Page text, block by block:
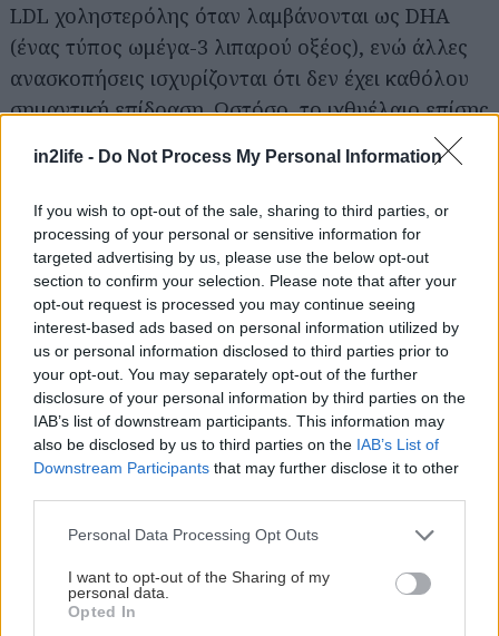
in2life - Do Not Process My Personal Information
If you wish to opt-out of the sale, sharing to third parties, or
processing of your personal or sensitive information for
targeted advertising by us, please use the below opt-out
section to confirm your selection. Please note that after your
opt-out request is processed you may continue seeing
interest-based ads based on personal information utilized by
us or personal information disclosed to third parties prior to
your opt-out. You may separately opt-out of the further
disclosure of your personal information by third parties on the
IAB’s list of downstream participants. This information may
also be disclosed by us to third parties on the IAB’s List of
Downstream Participants that may further disclose it to other
Please note that this website/app uses one or more Google
not limited to your visit or usage behaviour. You may click to
grant or deny consent to Google and its third-party tags to
use your data for below specified purposes in below Google
Personal Data Processing Opt Outs
I want to opt-out of the Sharing of my
personal data.
Opted In
LDL χοληστερόλης όταν λαμβάνονται ως DHA
(ένας τύπος ωμέγα-3 λιπαρού οξέος), ενώ άλλες
ανασκοπήσεις ισχυρίζονται ότι δεν έχει καθόλου
σημαντική επίδραση. Ωστόσο, το ιχθυέλαιο επίσης
λιποπρωτεΐνης (HDL) ή «καλής» χοληστερόλης.
Ναττοκινάση
Η ναττοκινάση είναι ένα ένζυμο που διασπά
πρωτεΐνες, και προέρχεται από το φυτό Natto. Το
φυτό Natto αποτελεί ένα Ιαπωνικό παραδοσιακό
τρόφιμο το οποίο προέρχεται από τη ζύμωση των
καρπών της σόγιας από τα βακτήρια Bacillus
subtilis.
οικονομικό και φυσικό συμπλήρωμα για τη
θεραπεία καρδιακών και καρδιαγγειακών
παθήσεων. Κλινικές μελέτες σε ζώα και